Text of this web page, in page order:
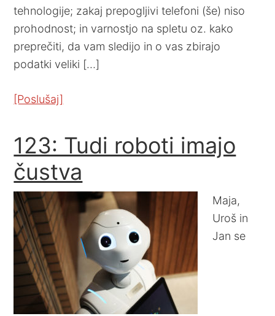
tehnologije; zakaj prepogljivi telefoni (še) niso
prohodnost; in varnostjo na spletu oz. kako
preprečiti, da vam sledijo in o vas zbirajo
podatki veliki […]
[Poslušaj]
123: Tudi roboti imajo
čustva
Maja,
Uroš in
Jan se